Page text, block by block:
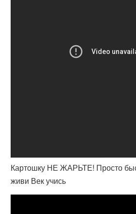
Картошку НЕ ЖАРЬТЕ! Просто
живи Век учись